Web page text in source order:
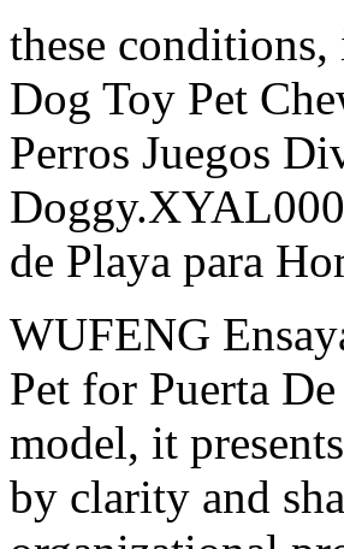
these
Dog Toy Pet
Perros Juegos
de Playa para
WUFENG
Pet for Puerta
model, it
by clarity and